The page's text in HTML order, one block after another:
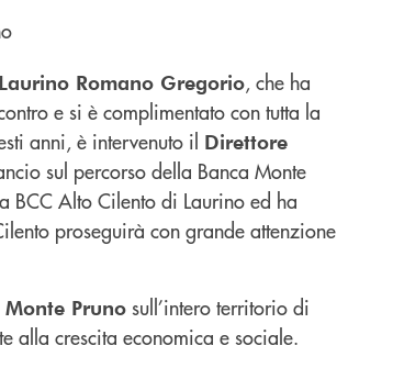
Romano Gregorio, che ha
e si è complimentato con tutta la
anni, è intervenuto il Direttore
sul percorso della Banca Monte
BCC Alto Cilento di Laurino ed ha
proseguirà con grande attenzione
Monte Pruno sull’intero territorio di
alla crescita economica e sociale.